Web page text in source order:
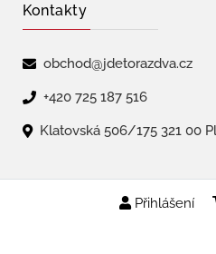
Přihlášení
Kontakty
obchod@jdetorazdva.cz
+420 725 187 516
Klatovská 506/175 321 00
Copyright ©